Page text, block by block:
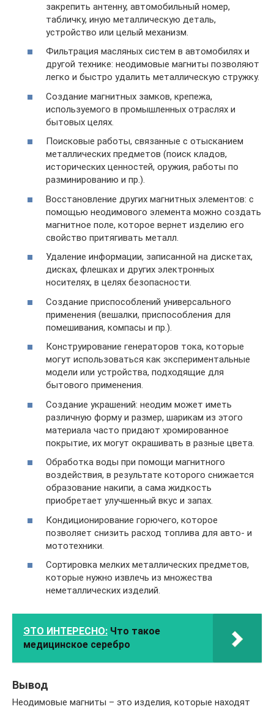
закрепить антенну, автомобильный номер,
табличку, иную металлическую деталь,
устройство или целый механизм.
Фильтрация масляных систем в автомобилях и
другой технике: неодимовые магниты позволяют
легко и быстро удалить металлическую стружку.
Создание магнитных замков, крепежа,
используемого в промышленных отраслях и
бытовых целях.
Поисковые работы, связанные с отысканием
металлических предметов (поиск кладов,
исторических ценностей, оружия, работы по
разминированию и пр.).
Восстановление других магнитных элементов: с
помощью неодимового элемента можно создать
магнитное поле, которое вернет изделию его
свойство притягивать металл.
Удаление информации, записанной на дискетах,
дисках, флешках и других электронных
носителях, в целях безопасности.
Создание приспособлений универсального
применения (вешалки, приспособления для
помешивания, компасы и пр.).
Конструирование генераторов тока, которые
могут использоваться как экспериментальные
модели или устройства, подходящие для
бытового применения.
Создание украшений: неодим может иметь
различную форму и размер, шарикам из этого
материала часто придают хромированное
покрытие, их могут окрашивать в разные цвета.
Обработка воды при помощи магнитного
воздействия, в результате которого снижается
образование накипи, а сама жидкость
приобретает улучшенный вкус и запах.
Кондиционирование горючего, которое
позволяет снизить расход топлива для авто- и
мототехники.
Сортировка мелких металлических предметов,
которые нужно извлечь из множества
неметаллических изделий.
ЭТО ИНТЕРЕСНО: Что такое
медицинское серебро
Вывод
Неодимовые магниты – это изделия, которые находят